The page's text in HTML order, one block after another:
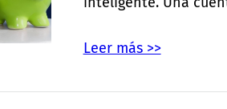
Leer más >>